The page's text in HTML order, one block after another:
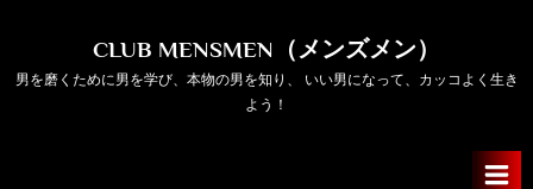
content
CLUB MENSMEN（メンズメン）
男を磨くために男を学び、本物の男を知り、 いい男になって、カッコよく生き
よう！